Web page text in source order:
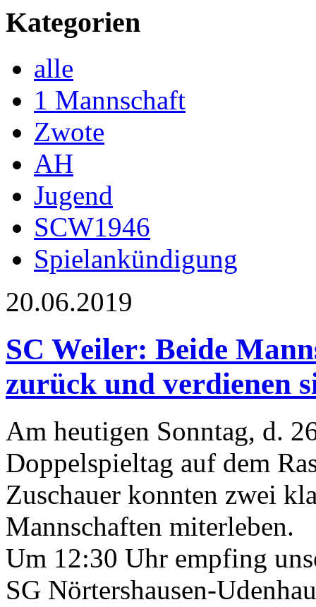
Kategorien
alle
1 Mannschaft
Zwote
AH
Jugend
SCW1946
Spielankündigung
20.06.2019
SC Weiler: Beide
zurück und verdienen
Am heutigen Sonntag, d.
Doppelspieltag auf dem
Zuschauer konnten zwei
Mannschaften miterleben.
Um 12:30 Uhr empfing
SG Nörtershausen-